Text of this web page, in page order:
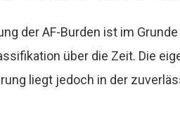
der AF-Burden ist im
über die Zeit. Die
liegt jedoch in der